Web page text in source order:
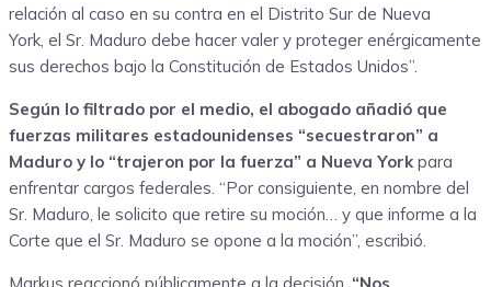
relación al caso en su contra en el Distrito Sur de Nueva
York, el Sr. Maduro debe hacer valer y proteger enérgicamente
sus derechos bajo la Constitución de Estados Unidos”.
Según lo filtrado por el medio, el abogado añadió que
fuerzas militares estadounidenses “secuestraron” a
Maduro y lo “trajeron por la fuerza” a Nueva Yorkpara
enfrentar cargos federales. “Por consiguiente, en nombre del
Sr. Maduro, le solicito que retire su moción… y que informe a la
Corte que el Sr. Maduro se opone a la moción”, escribió.